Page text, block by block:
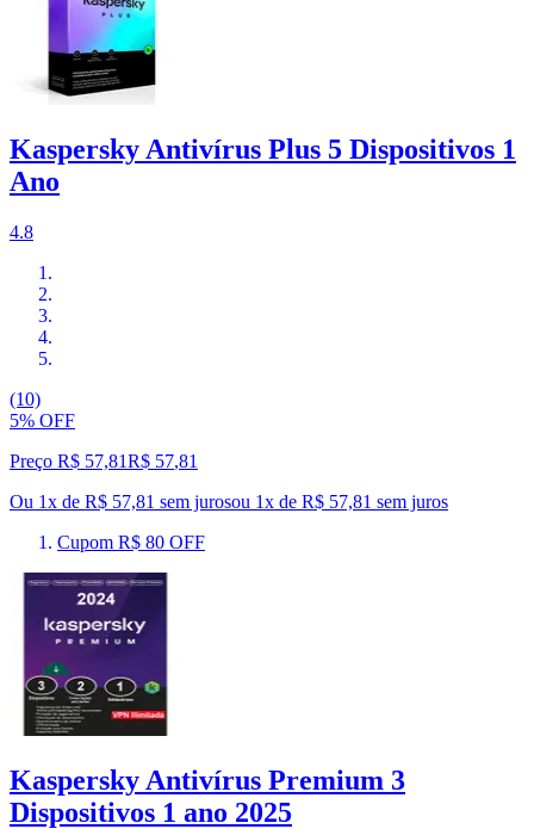
Kaspersky Antivírus Plus 5 Dispositivos 1
Ano
4.8
(10)
5% OFF
Preço R$ 57,81R$ 57,81
Ou 1x de R$ 57,81 sem jurosou 1x de R$ 57,81 sem juros
Cupom R$ 80 OFF
Kaspersky Antivírus Premium 3
Dispositivos 1 ano 2025